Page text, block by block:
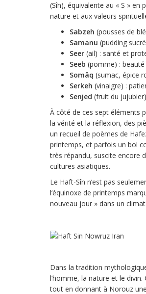
(Sîn), équivalente au « S »
nature et aux valeurs
Sabzeh (pousses de
Samanu (pudding
Seer (ail) : santé et
Seeb (pomme) :
Somâq (sumac, épice
Serkeh (vinaigre) :
Senjed (fruit du
À côté de ces sept éléments
la vérité et la réflexion, des
un recueil de poèmes de
printemps, et parfois un bol
très répandu, suscite encore
cultures asiatiques.
Le Haft-Sîn n’est pas
l’équinoxe de printemps
nouveau jour » dans un
Dans la tradition
l’homme, la nature et le
tout en donnant à Norouz